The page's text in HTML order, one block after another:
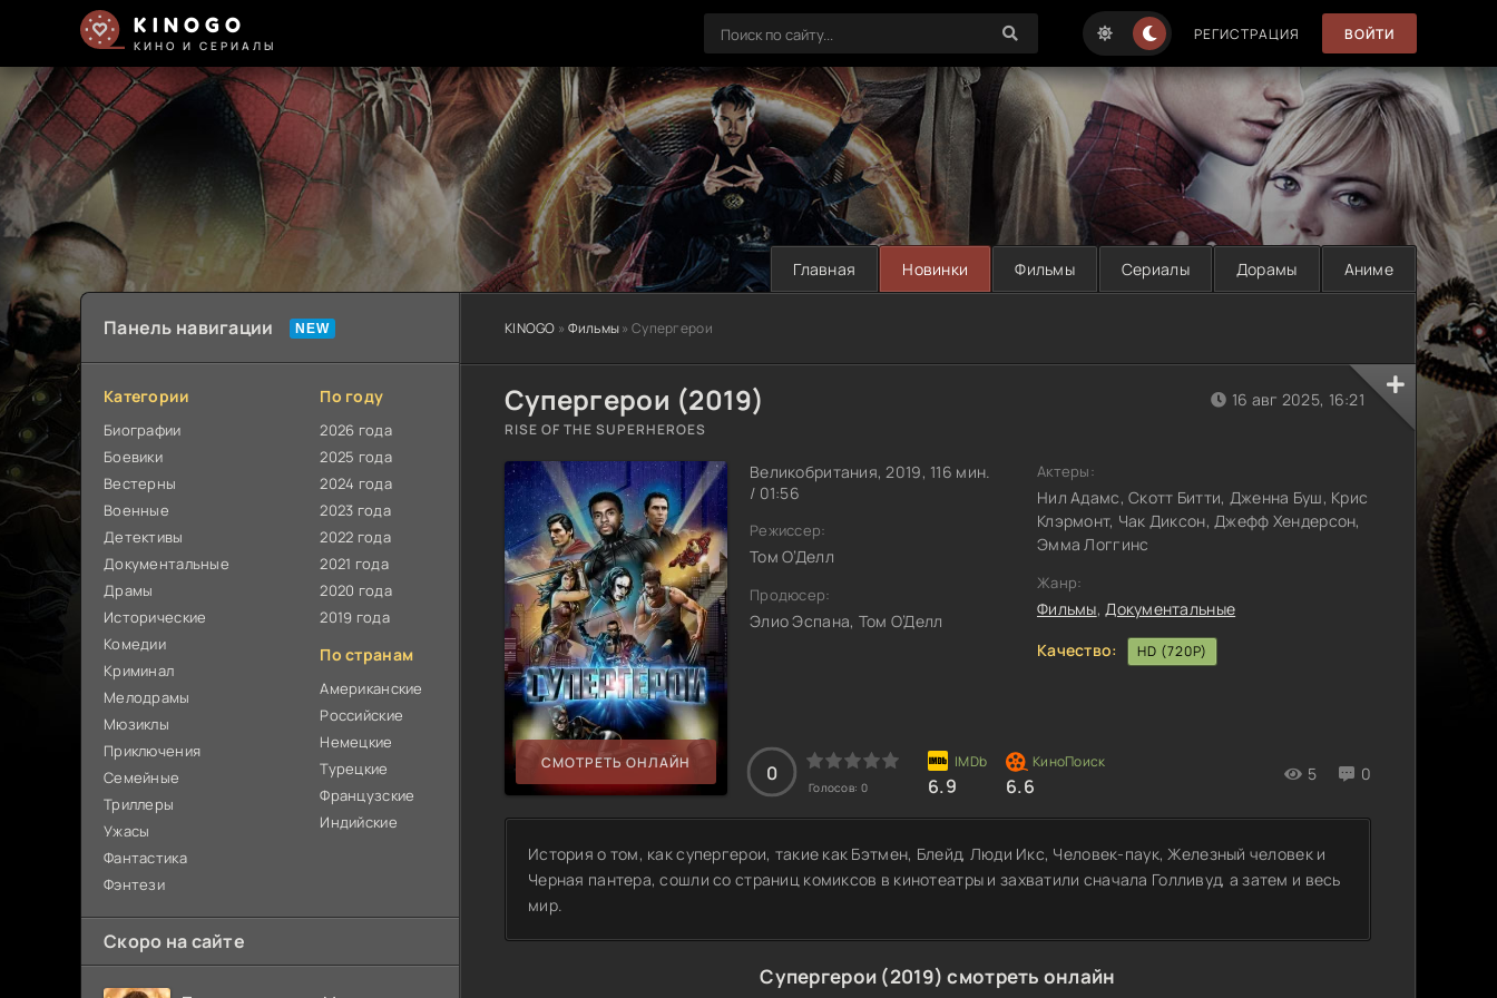
KINOGO
КИНО И СЕРИАЛЫ
РЕГИСТРАЦИЯ ВОЙТИ
Главная Новинки Фильмы Сериалы Дорамы Аниме
KINOGO » Фильмы» Супергерои
Супергерои (2019)
RISE OF THE SUPERHEROES
СМОТРЕТЬ ОНЛАЙН
Великобритания, 2019, 116 мин.
/ 01:56
Режиссер:
Том О’Делл
Продюсер:
Элио Эспана, Том О’Делл
0
Голосов: 0 6.9 6.6
5 0
16 авг 2025, 16:21
Актеры:
Нил Адамс, Скотт Битти, Дженна Буш, Крис
Клэрмонт, Чак Диксон, Джефф Хендерсон,
Эмма Логгинс
Жанр:
Фильмы,Документальные
Качество:
HD (720P)
История о том, как супергерои, такие как Бэтмен, Блейд, Люди Икс, Человек-паук, Железный человек и
Черная пантера, сошли со страниц комиксов в кинотеатры и захватили сначала Голливуд, а затем и весь
мир.
Супергерои (2019) смотреть онлайн
Панель навигации
Категории
Биографии
Боевики
Вестерны
Военные
Детективы
Документальные
Драмы
Исторические
Комедии
Криминал
Мелодрамы
Мюзиклы
Приключения
Семейные
Триллеры
Ужасы
Фантастика
Фэнтези
По году
2026 года
2025 года
2024 года
2023 года
2022 года
2021 года
2020 года
2019 года
По странам
Американские
Российские
Немецкие
Турецкие
Французские
Индийские
Скоро на сайте